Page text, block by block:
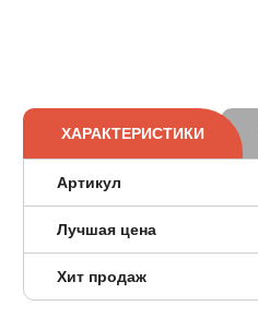
ХАРАКТЕРИСТИКИ
Артикул
Лучшая цена
Хит продаж